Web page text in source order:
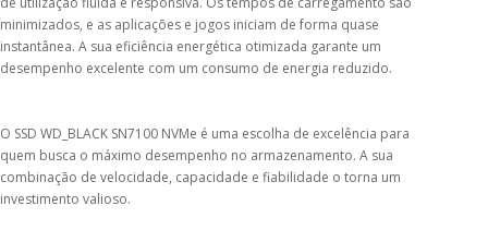
minimizados, e as aplicações e jogos iniciam de forma quase
instantânea. A sua eficiência energética otimizada garante um
desempenho excelente com um consumo de energia reduzido.
O SSD WD_BLACK SN7100 NVMe é uma escolha de excelência para
quem busca o máximo desempenho no armazenamento. A sua
combinação de velocidade, capacidade e fiabilidade o torna um
investimento valioso.